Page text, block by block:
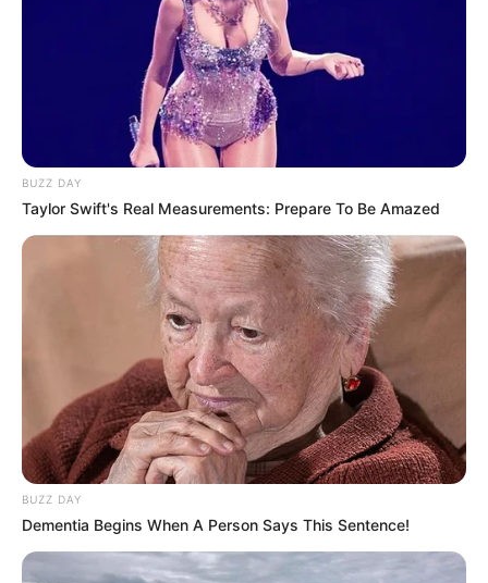
BUZZ DAY
Taylor Swift's Real Measurements: Prepare To Be Amazed
BUZZ DAY
Dementia Begins When A Person Says This Sentence!